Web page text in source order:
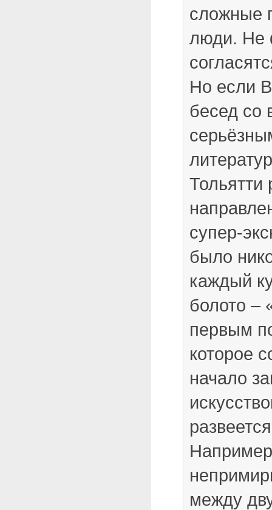
сложные
люди. Не
Но если
бесед со
Тольятти
супер-
было
каждый
болото
первым
которое
начало
между